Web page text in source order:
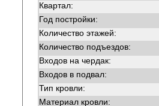
Квартал:
Год постройки:
Количество этажей:
Количество подъездов:
Входов на чердак:
Входов в подвал:
Тип кровли:
Материал кровли: